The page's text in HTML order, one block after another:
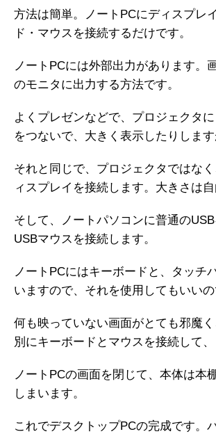
方法は簡単。ノートPCにディスプレ
ド・マウスを接続するだけです。
ノートPCには外部出力があります。
のモニタに出力する方法です。
よくプレゼンなどで、プロジェクタ
をつないで、大きく表示したりします
それと同じで、プロジェクタではな
ィスプレイを接続します。大きさは自
そして、ノートパソコンに普通の
USBマウスを接続します。
ノートPCにはキーボードと、タッチ
いますので、それを使用してもいいの
何も映っていない画面がとても邪魔
別にキーボードとマウスを接続して、
ノートPCの画面を閉じて、本体は本
しまいます。
これでデスクトップPCの完成です。